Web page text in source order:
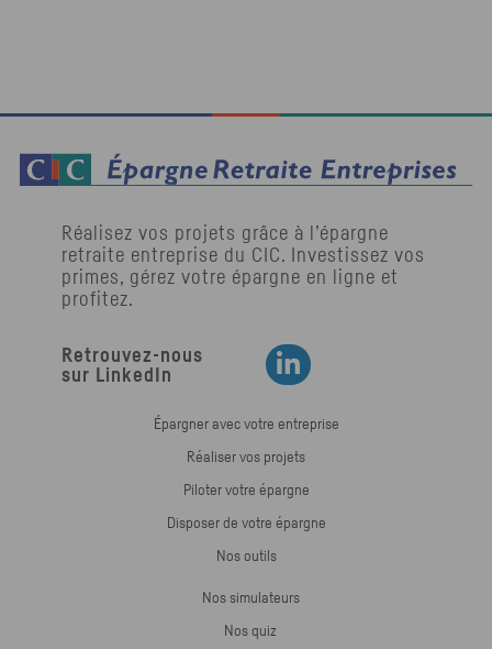
Réalisez vos projets grâce à l’épargne
retraite entreprise du CIC. Investissez vos
primes, gérez votre épargne en ligne et
profitez.
Retrouvez-nous
sur LinkedIn
Retrouvez-nous sur LinkedIn
Épargner avec votre entreprise
Réaliser vos projets
Piloter votre épargne
Disposer de votre épargne
Nos outils
Nos simulateurs
Nos quiz